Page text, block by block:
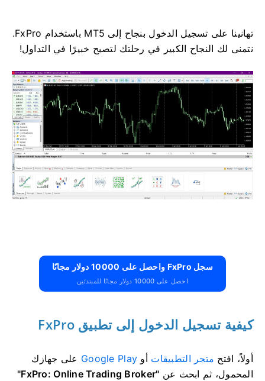
تهانينا على تسجيل الدخول بنجاح إلى MT5 باستخدام FxPro.
نتمنى لك النجاح الكبير في رحلتك لتصبح خبيرًا في التداول!
سجل FxPro واحصل على 10000 دولار مجانًا
احصل على 10000 دولار مجانًا للمبتدئين
كيفية تسجيل الدخول إلى تطبيق FxPro
أولاً، افتح متجر التطبيقات أو Google Play على جهازك
المحمول، ثم ابحث عن "FxPro: Online Trading Broker"